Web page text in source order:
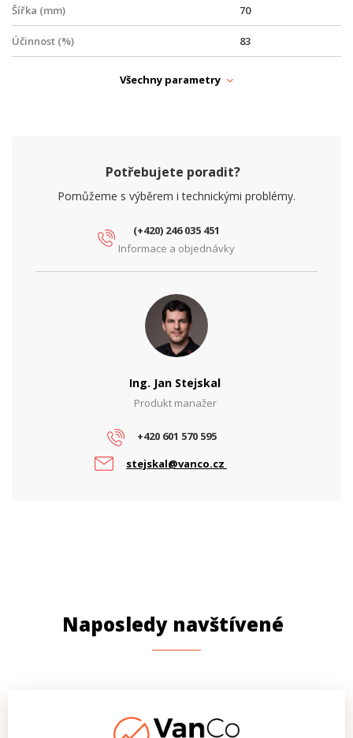
Šířka (mm) 70
Účinnost (%) 83
PARAMETRY NAPÁJENÍ
Uchycení na DIN lištu
Všechny parametry
Potřebujete poradit?
Pomůžeme s výběrem i technickými problémy.
(+420) 246 035 451
Informace a objednávky
Ing. Jan Stejskal
Produkt manažer
+420 601 570 595
stejskal@vanco.cz
Naposledy navštívené